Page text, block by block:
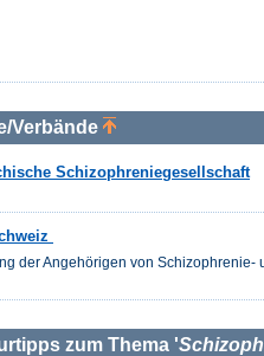
Verbände
Schizophreniegesellschaft
der Angehörigen von Schizophrenie-
zum Thema '